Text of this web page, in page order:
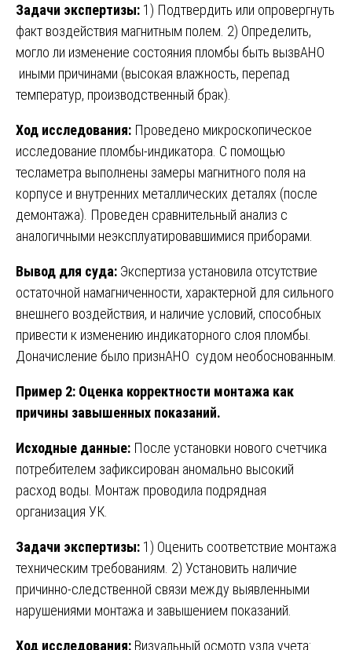
Задачи экспертизы: 1) Подтвердить или опровергнуть
факт воздействия магнитным полем. 2) Определить,
могло ли изменение состояния пломбы быть вызвАНО
иными причинами (высокая влажность, перепад
температур, производственный брак).
Ход исследования: Проведено микроскопическое
исследование пломбы-индикатора. С помощью
тесламетра выполнены замеры магнитного поля на
корпусе и внутренних металлических деталях (после
демонтажа). Проведен сравнительный анализ с
аналогичными неэксплуатировавшимися приборами.
Вывод для суда: Экспертиза установила отсутствие
остаточной намагниченности, характерной для сильного
внешнего воздействия, и наличие условий, способных
привести к изменению индикаторного слоя пломбы.
Доначисление было признАНО судом необоснованным.
Пример 2: Оценка корректности монтажа как
причины завышенных показаний.
Исходные данные: После установки нового счетчика
потребителем зафиксирован аномально высокий
расход воды. Монтаж проводила подрядная
организация УК.
Задачи экспертизы: 1) Оценить соответствие монтажа
техническим требованиям. 2) Установить наличие
причинно-следственной связи между выявленными
нарушениями монтажа и завышением показаний.
Ход исследования: Визуальный осмотр узла учета: